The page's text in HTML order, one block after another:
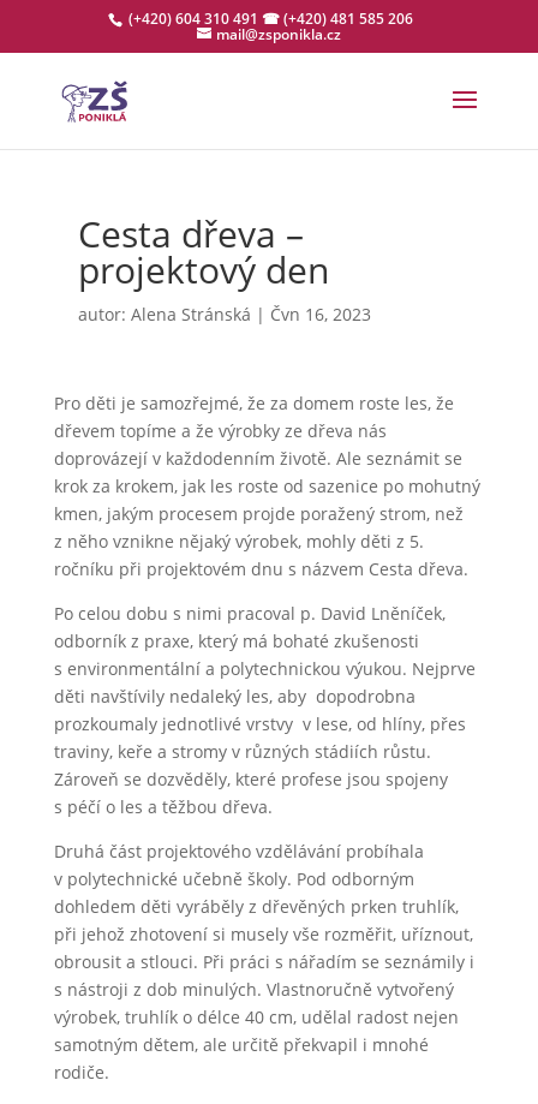
(+420) 604 310 491 ☎ (+420) 481 585 206
mail@zsponikla.cz
Cesta dřeva –
projektový den
autor: Alena Stránská | Čvn 16, 2023
Pro děti je samozřejmé, že za domem roste les, že
dřevem topíme a že výrobky ze dřeva nás
doprovázejí v každodenním životě. Ale seznámit se
krok za krokem, jak les roste od sazenice po mohutný
kmen, jakým procesem projde poražený strom, než
z něho vznikne nějaký výrobek, mohly děti z 5.
ročníku při projektovém dnu s názvem Cesta dřeva.
Po celou dobu s nimi pracoval p. David Lněníček,
odborník z praxe, který má bohaté zkušenosti
s environmentální a polytechnickou výukou. Nejprve
děti navštívily nedaleký les, aby dopodrobna
prozkoumaly jednotlivé vrstvy v lese, od hlíny, přes
traviny, keře a stromy v různých stádiích růstu.
Zároveň se dozvěděly, které profese jsou spojeny
s péčí o les a těžbou dřeva.
Druhá část projektového vzdělávání probíhala
v polytechnické učebně školy. Pod odborným
dohledem děti vyráběly z dřevěných prken truhlík,
při jehož zhotovení si musely vše rozměřit, uříznout,
obrousit a stlouci. Při práci s nářadím se seznámily i
s nástroji z dob minulých. Vlastnoručně vytvořený
výrobek, truhlík o délce 40 cm, udělal radost nejen
samotným dětem, ale určitě překvapil i mnohé
rodiče.